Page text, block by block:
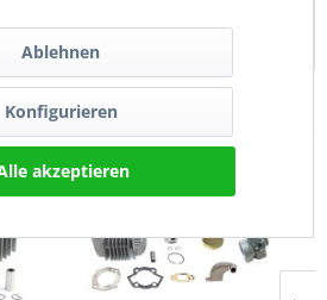
und diskutieren...
angesehen
Ablehnen
Konfigurieren
akzeptieren